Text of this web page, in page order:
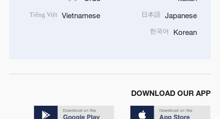
Japanese
日本語
Korean
한국어
Vietnamese
Tiếng Việt
DOWNLOAD OUR APP